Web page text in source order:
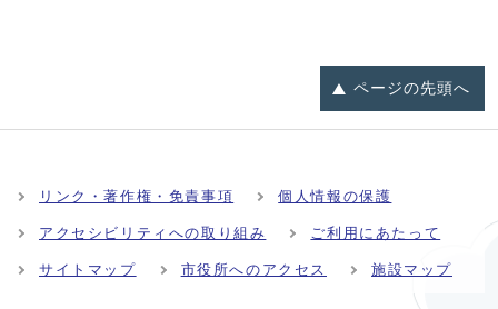
ページの先頭へ
リンク・著作権・免責事項 個人情報の保護
アクセシビリティへの取り組み ご利用にあたって
サイトマップ 市役所へのアクセス 施設マップ